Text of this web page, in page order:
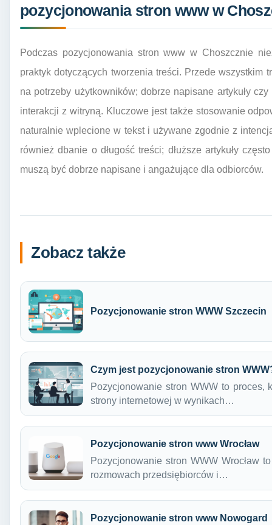
pozycjonowania stron www w
Podczas pozycjonowania stron www w Choszcznie
praktyk dotyczących tworzenia treści. Przede wszystkim
na potrzeby użytkowników; dobrze napisane artykuły
interakcji z witryną. Kluczowe jest także stosowanie
naturalnie wplecione w tekst i używane zgodnie z
również dbanie o długość treści; dłuższe artykuły
muszą być dobrze napisane i angażujące dla odbiorców.
Zobacz także
Pozycjonowanie stron WWW Szczecin
Czym jest pozycjonowanie stron
Pozycjonowanie stron WWW to
strony internetowej w wynikach…
Pozycjonowanie stron www Wrocław
Pozycjonowanie stron WWW Wrocław
rozmowach przedsiębiorców i…
Pozycjonowanie stron www Nowogard